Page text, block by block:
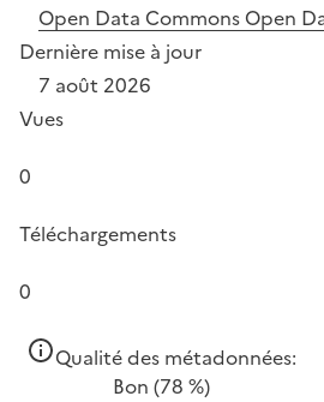
Open Data Commons Open
Dernière mise à jour
7 août 2026
Vues
0
Téléchargements
0
Qualité des métadonnées:
Bon (78 %)